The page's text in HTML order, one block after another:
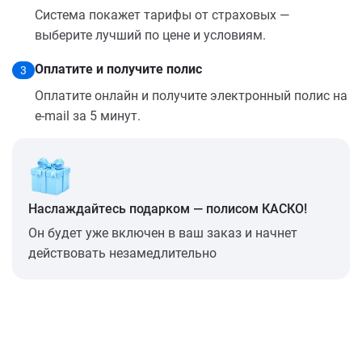
Система покажет тарифы от страховых —
выберите лучший по цене и условиям.
3
Оплатите и получите полис
Оплатите онлайн и получите электронный полис на
e-mail за 5 минут.
Наслаждайтесь подарком — полисом КАСКО!
Он будет уже включен в ваш заказ и начнет
действовать незамедлительно